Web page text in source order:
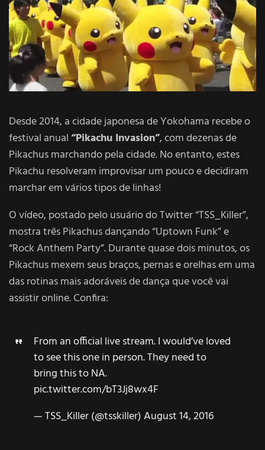
Desde 2014, a cidade japonesa de Yokohama recebe o
festival anual“Pikachu Invasion”, com dezenas de
Pikachus marchando pela cidade. No entanto, estes
Pikachu resolveram improvisar um pouco e decidiram
marchar em vários tipos de linhas!
O vídeo, postado pelo usuário do Twitter “TSS_Killer”,
mostra três Pikachus dançando “Uptown Funk” e
“Rock Anthem Party”. Durante quase dois minutos, os
Pikachus mexem seus braços, pernas e orelhas em uma
das rotinas mais adoráveis de dança que você vai
assistir online. Confira:
From an official live stream. I would’ve loved
to see this one in person. They need to
bring this to NA.
pic.twitter.com/bT3Jj8wx4F
— TSS_Killer (@tsskiller)August 14, 2016